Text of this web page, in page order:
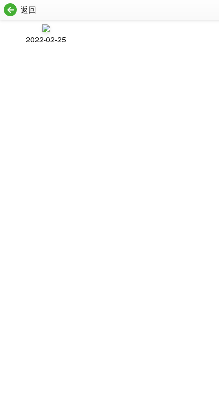
返回
2022-02-25